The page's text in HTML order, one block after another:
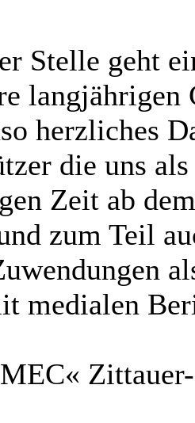
Stelle geht
langjährigen
herzliches
die uns
Zeit ab
zum Teil
medialen